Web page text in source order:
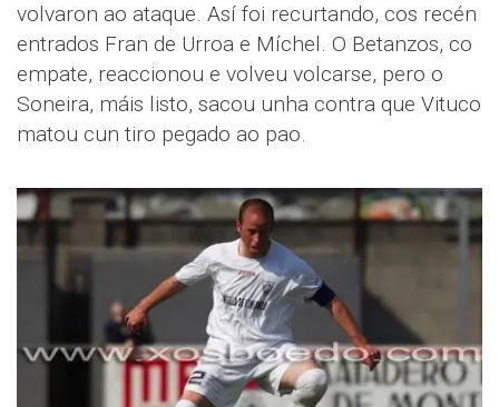
volvaron ao ataque. Así foi recurtando, cos recén
entrados Fran de Urroa e Míchel. O Betanzos, co
empate, reaccionou e volveu volcarse, pero o
Soneira, máis listo, sacou unha contra que Vituco
matou cun tiro pegado ao pao.